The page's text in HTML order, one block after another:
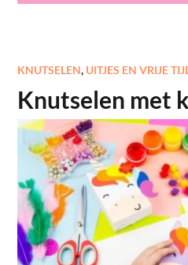
KNUTSELEN, UITJES EN VRIJE
Knutselen met